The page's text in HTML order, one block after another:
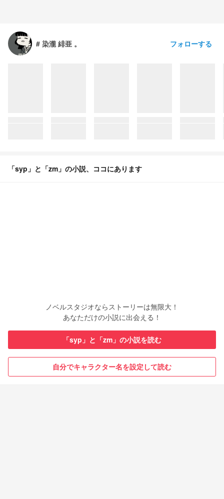
# 染瀧 緋亜 。 フォローする
「syp」と「zm」の小説、ココにあります
ノベルスタジオならストーリーは無限大！
あなただけの小説に出会える！
「syp」と「zm」の小説を読む
自分でキャラクター名を設定して読む